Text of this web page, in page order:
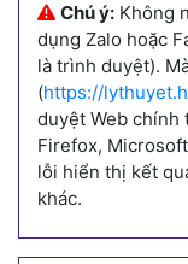
Chú ý: Không
dụng Zalo hoặc
là trình duyệt).
(https://
duyệt Web chính
Firefox,
lỗi hiển thị kết
khác.